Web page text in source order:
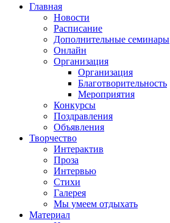
Главная
Новости
Расписание
Дополнительные семинары
Онлайн
Организация
Организация
Благотворительность
Мероприятия
Конкурсы
Поздравления
Объявления
Творчество
Интерактив
Проза
Интервью
Стихи
Галерея
Мы умеем отдыхать
Материал